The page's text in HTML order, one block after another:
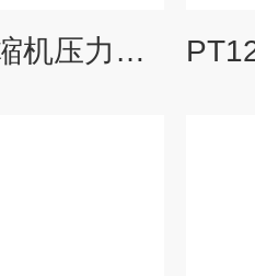
PT124B-235压缩机压力传感器